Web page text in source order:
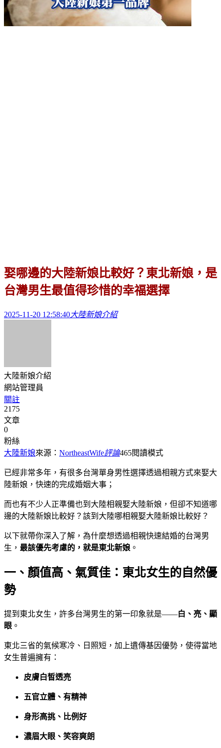
娶哪邊的大陸新娘比較好？東北新娘，是
台灣男生最值得珍惜的幸福選擇
2025-11-20 12:58:40大陸新娘介紹
大陸新娘介紹
網站管理員
關註
2175
文章
0
粉絲
大陸新娘來源： NortheastWife評論465閱讀模式
已經非常多年，有很多台灣單身男性選擇透過相親方式來娶大
陸新娘，快速的完成婚姻大事；
而也有不少人正準備也到大陸相親娶大陸新娘，但卻不知道哪
邊的大陸新娘比較好？該到大陸哪相親娶大陸新娘比較好？
以下就帶你深入了解，為什麼想透過相親快速結婚的台灣男
生， 最該優先考慮的，就是東北新娘 。
一、顏值高、氣質佳：東北女生的自然優
勢
提到東北女生，許多台灣男生的第一印象就是——白、亮、顯
眼 。
東北三省的氣候寒冷、日照短，加上遺傳基因優勢，使得當地
女生普遍擁有：
皮膚白皙透亮
五官立體、有精神
身形高挑、比例好
濃眉大眼、笑容爽朗